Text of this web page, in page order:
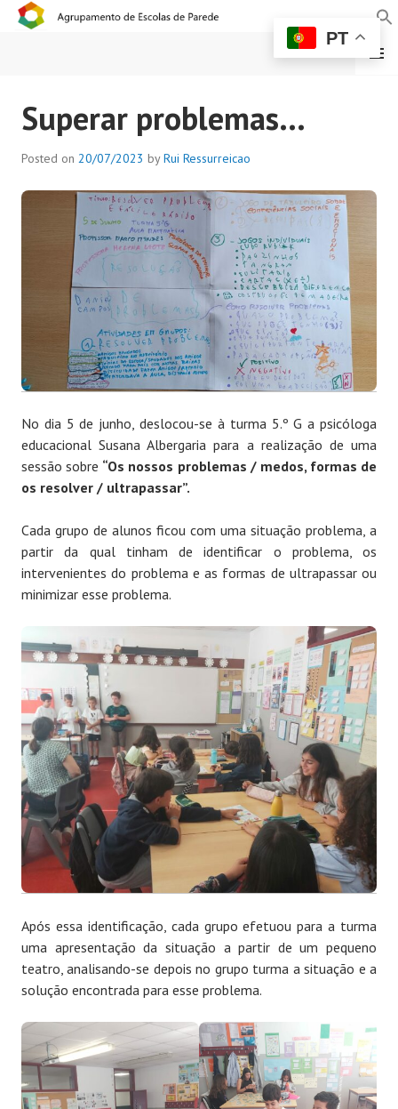
AGRUPAMENTO DE
ESCOLAS DE PAREDE
MENU
Superar problemas…
Posted on 20/07/2023 byRui Ressurreicao
No dia 5 de junho, deslocou-se à turma 5.º G a psicóloga
educacional Susana Albergaria para a realização de uma
sessão sobre “Os nossos problemas / medos, formas de
os resolver / ultrapassar”.
Cada grupo de alunos ficou com uma situação problema, a
partir da qual tinham de identificar o problema, os
intervenientes do problema e as formas de ultrapassar ou
minimizar esse problema.
Após essa identificação, cada grupo efetuou para a turma
uma apresentação da situação a partir de um pequeno
teatro, analisando-se depois no grupo turma a situação e a
solução encontrada para esse problema.
PT